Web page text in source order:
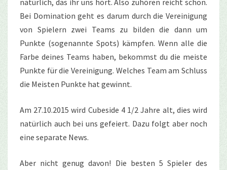
natürlich, das ihr uns hört. Also zuhören reicht schon.
Bei Domination geht es darum durch die Vereinigung
von Spielern zwei Teams zu bilden die dann um
Punkte (sogenannte Spots) kämpfen. Wenn alle die
Farbe deines Teams haben, bekommst du die meiste
Punkte für die Vereinigung. Welches Team am Schluss
die Meisten Punkte hat gewinnt.
Am 27.10.2015 wird Cubeside 4 1/2 Jahre alt, dies wird
natürlich auch bei uns gefeiert. Dazu folgt aber noch
eine separate News.
Aber nicht genug davon! Die besten 5 Spieler des